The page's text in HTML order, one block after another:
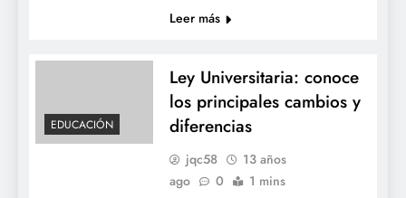
Leer más
EDUCACIÓN
Ley Universitaria: conoce
los principales cambios y
diferencias
jqc58
13 años
ago
0 1 mins